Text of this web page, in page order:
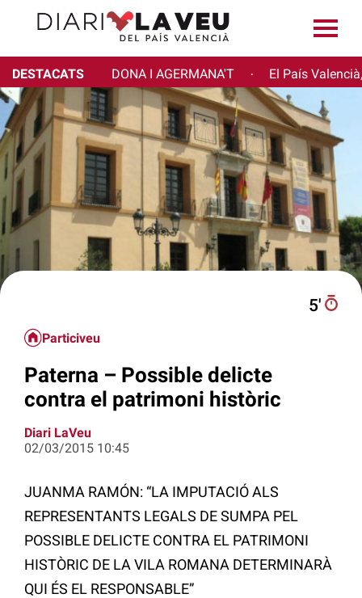
DESTACATS DONA I AGERMANA'T · El País
5′
Particiveu
Paterna – Possible delicte
contra el patrimoni històric
Diari LaVeu
02/03/2015 10:45
JUANMA RAMÓN: “LA IMPUTACIÓ ALS
REPRESENTANTS LEGALS DE SUMPA PEL
POSSIBLE DELICTE CONTRA EL PATRIMONI
HISTÒRIC DE LA VILA ROMANA DETERMINARÀ
QUI ÉS EL RESPONSABLE”